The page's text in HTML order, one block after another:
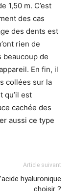
1,50 m. C’est
des cas
des dents est
rien de
beaucoup de
En fin, il
collées sur la
qu’il est
cachée des
aussi ce type
Article suivant
hyaluronique
choisir ?